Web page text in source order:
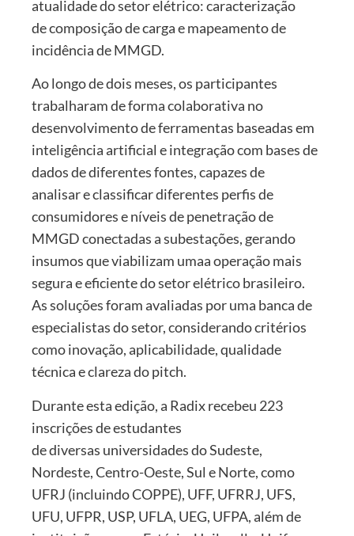
atualidade do setor elétrico: caracterização
de composição de carga e mapeamento de
incidência de MMGD.
Ao longo de dois meses, os participantes
trabalharam de forma colaborativa no
desenvolvimento de ferramentas baseadas em
inteligência artificial e integração com bases de
dados de diferentes fontes, capazes de
analisar e classificar diferentes perfis de
consumidores e níveis de penetração de
MMGD conectadas a subestações, gerando
insumos que viabilizam umaa operação mais
segura e eficiente do setor elétrico brasileiro.
As soluções foram avaliadas por uma banca de
especialistas do setor, considerando critérios
como inovação, aplicabilidade, qualidade
técnica e clareza do pitch.
Durante esta edição, a Radix recebeu 223
inscrições de estudantes
de diversas universidades do Sudeste,
Nordeste, Centro-Oeste, Sul e Norte, como
UFRJ (incluindo COPPE), UFF, UFRRJ, UFS,
UFU, UFPR, USP, UFLA, UEG, UFPA, além de